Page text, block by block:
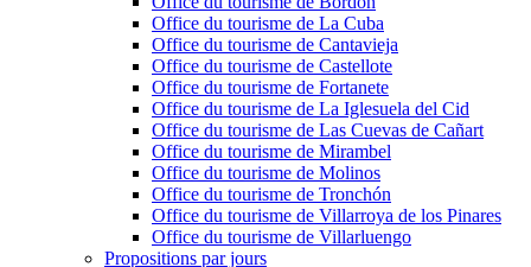
Office du tourisme de La Cuba
Office du tourisme de Cantavieja
Office du tourisme de Castellote
Office du tourisme de Fortanete
Office du tourisme de La Iglesuela del Cid
Office du tourisme de Las Cuevas de Cañart
Office du tourisme de Mirambel
Office du tourisme de Molinos
Office du tourisme de Tronchón
Office du tourisme de Villarroya de los Pinares
Office du tourisme de Villarluengo
Propositions par jours